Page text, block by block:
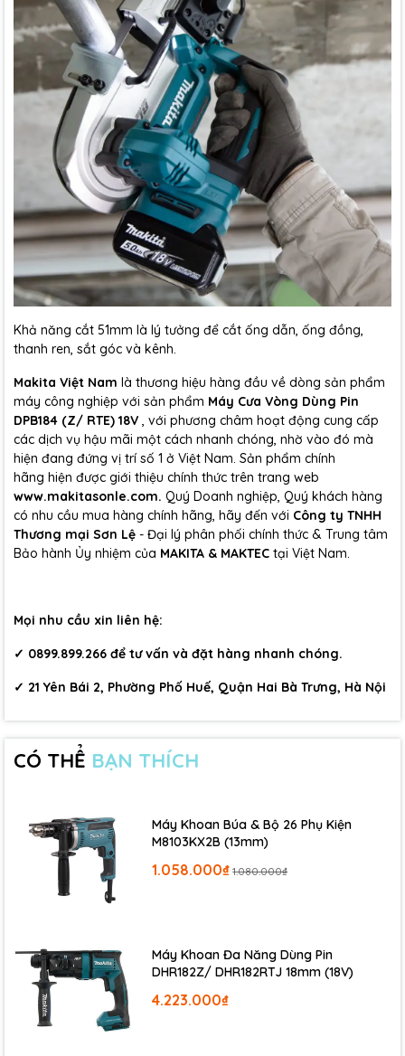
Khả năng cắt 51mm là lý tưởng để cắt ống dẫn, ống đồng,
thanh ren, sắt góc và kênh.
Makita Việt Nam là thương hiệu hàng đầu về dòng sản phẩm
máy công nghiệp với sản phẩm Máy Cưa Vòng Dùng Pin
DPB184 (Z/ RTE) 18V , với phương châm hoạt động cung cấp
các dịch vụ hậu mãi một cách nhanh chóng, nhờ vào đó mà
hiện đang đứng vị trí số 1 ở Việt Nam. Sản phẩm chính
hãng hiện được giới thiệu chính thức trên trang web
www.makitasonle.com. Quý Doanh nghiệp, Quý khách hàng
có nhu cầu mua hàng chính hãng, hãy đến với Công ty TNHH
Thương mại Sơn Lệ - Đại lý phân phối chính thức & Trung tâm
Bảo hành Ủy nhiệm của MAKITA & MAKTEC tại Việt Nam.
Mọi nhu cầu xin liên hệ:
✓ 0899.899.266 để tư vấn và đặt hàng nhanh chóng.
✓ 21 Yên Bái 2, Phường Phố Huế, Quận Hai Bà Trưng, Hà Nội
CÓ THỂ BẠN THÍCH
Máy Khoan Búa & Bộ 26 Phụ Kiện
M8103KX2B (13mm)
1.058.000₫ 1.080.000₫
Máy Khoan Đa Năng Dùng Pin
DHR182Z/ DHR182RTJ 18mm (18V)
4.223.000₫